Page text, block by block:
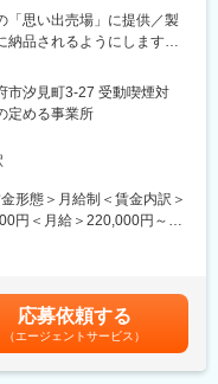
とんどございません。
頂きます！
同行します。
類や、その施工方法の勉強
、ショールーム見学）
アの総合商社として、メー
す。商品の取扱数は九州ト
の流通、きめ細やかなサー
「思い出売場」に提供／製
品されるようにします／
ォローします。
ェック／品質チェック／
市汐見町3-27 受動喫煙対
定める事業所
形態＞月給制＜賃金内訳＞
円＜月給＞220,000円～
応募依頼する
（エージェントサービス）